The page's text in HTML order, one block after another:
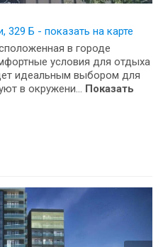
329 Б - показать на карте
в городе
условия для отдыха
идеальным выбором для
в окружени... Показать